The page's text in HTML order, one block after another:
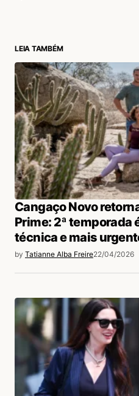
LEIA TAMBÉM
Cangaço Novo
Prime: 2ª temporada
técnica e mais
by Tatianne Alba Freire22/04/2026